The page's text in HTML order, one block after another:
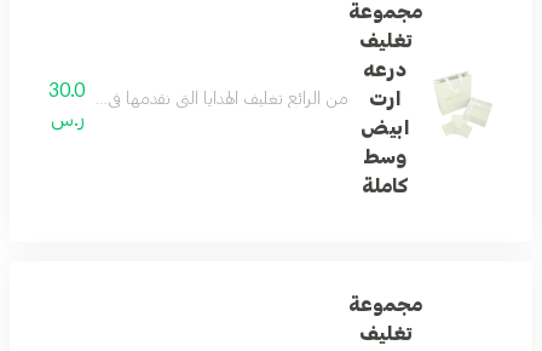
مجموعة
تغليف
درعه
ارت
ابيض
وسط
كاملة
من الرائع تغليف الهدايا التي نقدمها في حياتنا ...
30.0
ر.س
مجموعة
تغليف